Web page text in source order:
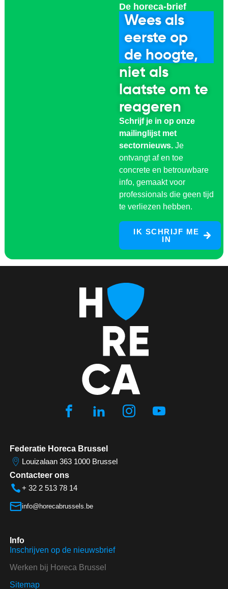
De horeca-brief
Wees als
eerste op
de hoogte,
niet als
laatste om te
reageren
Schrijf je in op onze
mailinglijst met
sectornieuws. Je
ontvangt af en toe
concrete en betrouwbare
info, gemaakt voor
professionals die geen tijd
te verliezen hebben.
IK SCHRIJF ME
IN
Federatie Horeca Brussel
Louizalaan 363 1000 Brussel
Contacteer ons
+ 32 2 513 78 14
info@horecabrussels.be
Info
Inschrijven op de nieuwsbrief
Werken bij Horeca Brussel
Sitemap